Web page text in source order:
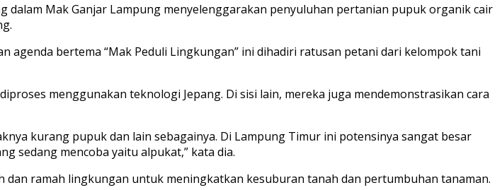
Mak Ganjar Lampung menyelenggarakan penyuluhan pertanian pupuk organik cair
bertema “Mak Peduli Lingkungan” ini dihadiri ratusan petani dari kelompok tani
menggunakan teknologi Jepang. Di sisi lain, mereka juga mendemonstrasikan cara
kurang pupuk dan lain sebagainya. Di Lampung Timur ini potensinya sangat besar
sedang mencoba yaitu alpukat,” kata dia.
ramah lingkungan untuk meningkatkan kesuburan tanah dan pertumbuhan tanaman.